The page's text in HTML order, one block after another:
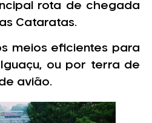
rota de chegada
Cataratas.
meios eficientes para
ou por terra de
avião.